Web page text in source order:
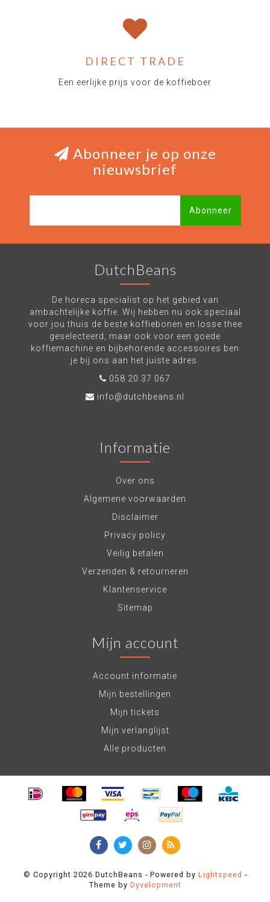
DIRECT TRADE
Een eerlijke prijs voor de koffieboer
Abonneer je op onze
nieuwsbrief
Abonneer
DutchBeans
De horeca specialist op het gebied van
ambachtelijke koffie. Wij hebben nu ook speciaal
voor jou thuis de beste koffiebonen en losse thee
geselecteerd, maar ook voor een goede
koffiemachine en bijbehorende accessoires ben
je bij ons aan het juiste adres.
058 20 37 067
info@dutchbeans.nl
Informatie
Over ons
Algemene voorwaarden
Disclaimer
Privacy policy
Veilig betalen
Verzenden & retourneren
Klantenservice
Sitemap
Mijn account
Account informatie
Mijn bestellingen
Mijn tickets
Mijn verlanglijst
Alle producten
© Copyright 2026 DutchBeans - Powered by Lightspeed -
Theme by Dyvelopment